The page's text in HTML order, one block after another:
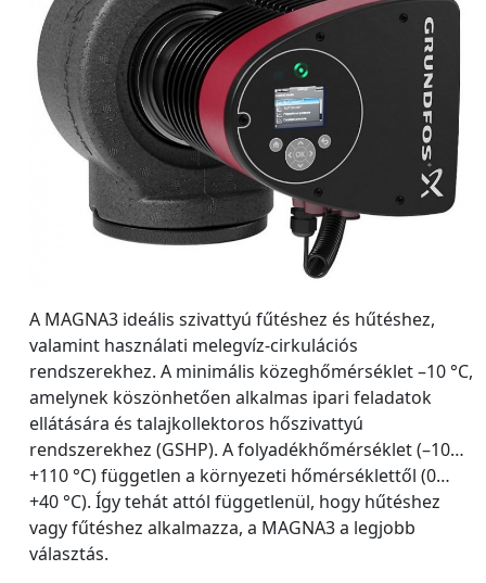
A MAGNA3 ideális szivattyú fűtéshez és hűtéshez,
valamint használati melegvíz-cirkulációs
rendszerekhez. A minimális közeghőmérséklet –10 °C,
amelynek köszönhetően alkalmas ipari feladatok
ellátására és talajkollektoros hőszivattyú
rendszerekhez (GSHP). A folyadékhőmérséklet (–10…
+110 °C) független a környezeti hőmérséklettől (0…
+40 °C). Így tehát attól függetlenül, hogy hűtéshez
vagy fűtéshez alkalmazza, a MAGNA3 a legjobb
választás.